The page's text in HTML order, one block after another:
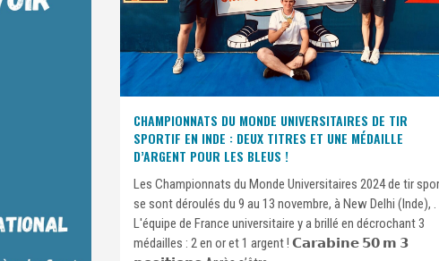
CHAMPIONNATS DU MONDE UNIVERSITAIRES DE TIR
SPORTIF EN INDE : DEUX TITRES ET UNE MÉDAILLE
D’ARGENT POUR LES BLEUS !
Les Championnats du Monde Universitaires 2024 de tir
se sont déroulés du 9 au 13 novembre, à New Delhi (Inde), .
L'équipe de France universitaire y a brillé en décrochant 3
médailles : 2 en or et 1 argent ! 𝗖𝗮𝗿𝗮𝗯𝗶𝗻𝗲 𝟱𝟬 𝗺 𝟯